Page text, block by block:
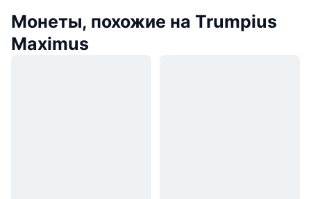
Монеты, похожие на Trumpius
Maximus